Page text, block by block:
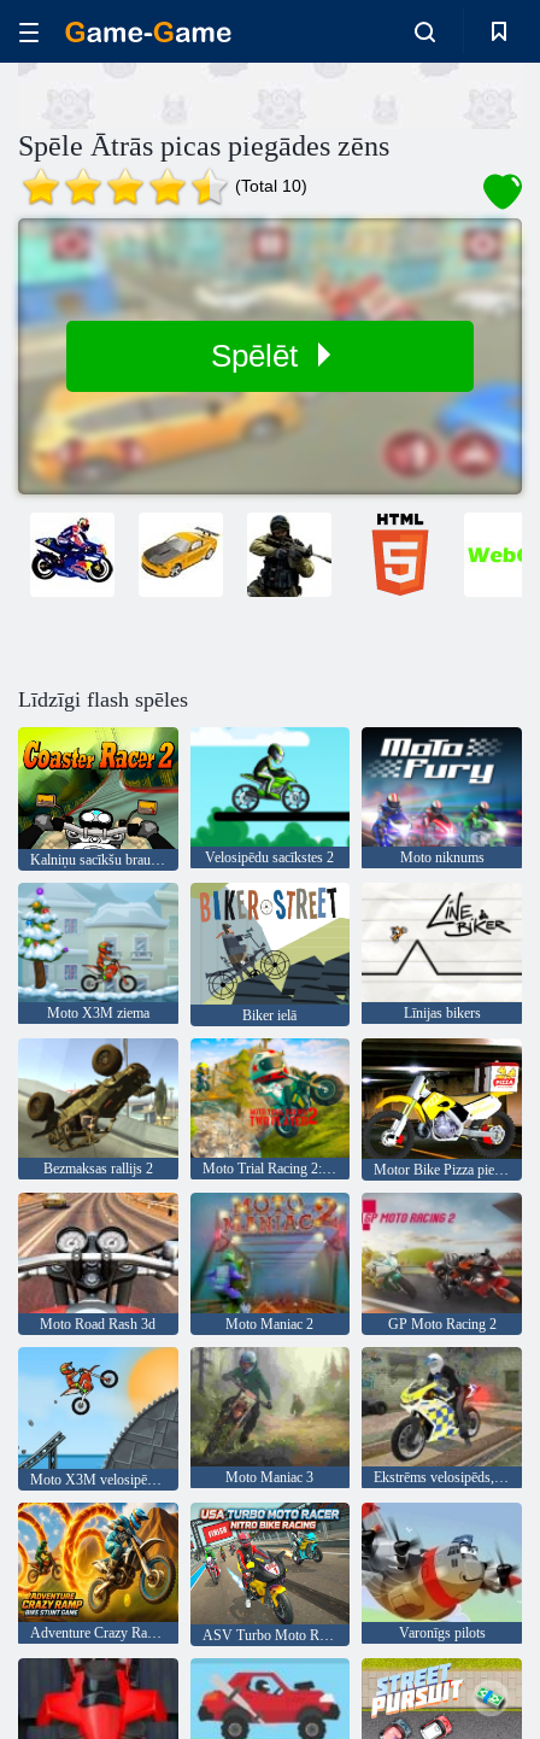
Spēle Ātrās picas piegādes zēns
(Total 10)
Spēlēt
Līdzīgi flash spēles
Kalniņu sacīkšu braucējs 2 Velosipēdu sacīkstes 2 Moto niknums
Moto X3M ziema Biker ielā Līnijas bikers
Bezmaksas rallijs 2 Moto Trial Racing 2: divi spēlētāji Motor Bike Pizza piegāde 2020
Moto Road Rash 3d Moto Maniac 2 GP Moto Racing 2
Moto Maniac 3 Ekstrēms velosipēds, braucot 3D
Adventure Crazy Ramp Bike Trick Game Varonīgs pilots